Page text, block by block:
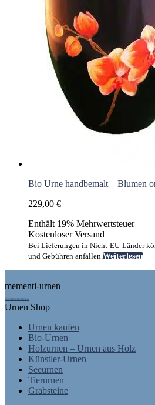
Bio Urne handbemalt – Blumen
229,00 €
Enthält 19% Mehrwertsteuer
Kostenloser Versand
Bei Lieferungen in Nicht-EU-Länder
und Gebühren anfallen.Weiterlesen
mementi-urnen
AUSGEZEICHNET.ORG
Urnen Shop
Urnen kaufen
Bio-Urnen
Holzurnen – Urnen aus Holz
Künstler-Urnen
Seeurnen
Tierurnen
Grabsteine